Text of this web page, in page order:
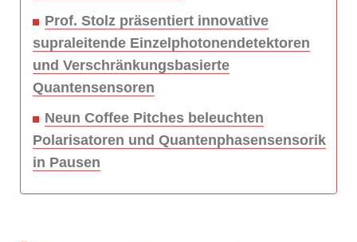
Prof. Stolz präsentiert innovative
supraleitende Einzelphotonendetektoren
und Verschränkungsbasierte
Quantensensoren
Neun Coffee Pitches beleuchten
Polarisatoren und Quantenphasensensorik
in Pausen